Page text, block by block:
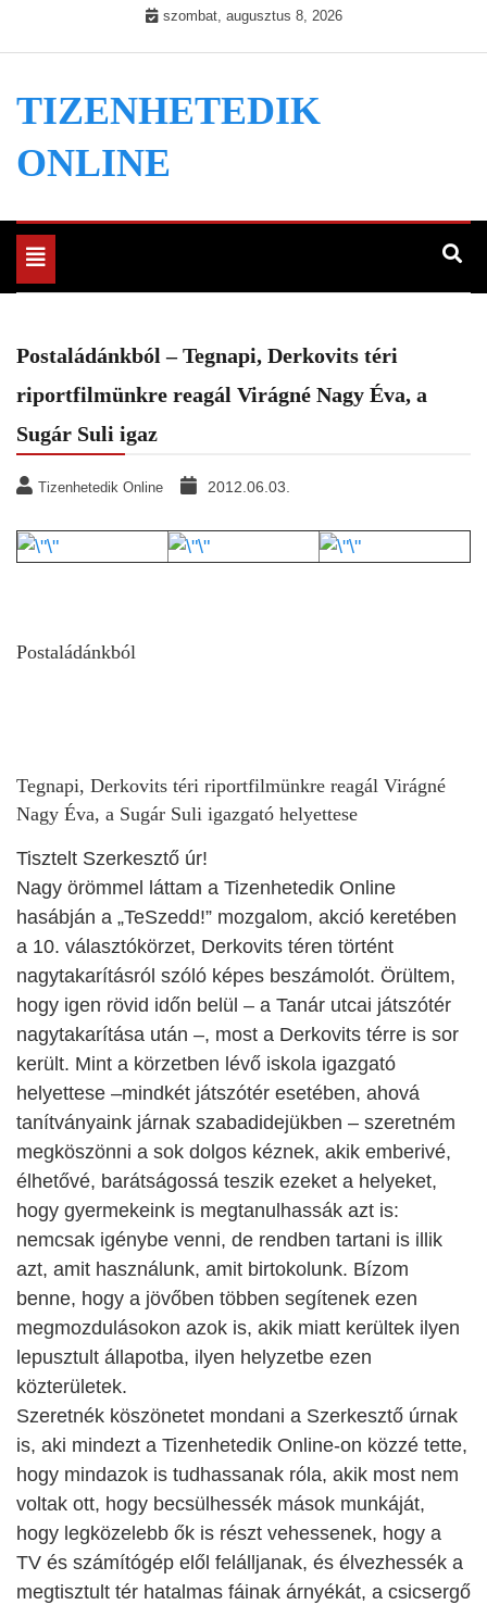
szombat, augusztus 8, 2026
TIZENHETEDIK
ONLINE
Toggle
navigation
Postaládánkból – Tegnapi, Derkovits téri
riportfilmünkre reagál Virágné Nagy Éva, a
Sugár Suli igaz
Tizenhetedik Online 2012.06.03.
Postaládánkból
Tegnapi, Derkovits téri riportfilmünkre reagál Virágné
Nagy Éva, a Sugár Suli igazgató helyettese
Tisztelt Szerkesztő úr!
Nagy örömmel láttam a Tizenhetedik Online
hasábján a „TeSzedd!” mozgalom, akció keretében
a 10. választókörzet, Derkovits téren történt
nagytakarításról szóló képes beszámolót. Örültem,
hogy igen rövid időn belül – a Tanár utcai játszótér
nagytakarítása után –, most a Derkovits térre is sor
került. Mint a körzetben lévő iskola igazgató
helyettese –mindkét játszótér esetében, ahová
tanítványaink járnak szabadidejükben – szeretném
megköszönni a sok dolgos kéznek, akik emberivé,
élhetővé, barátságossá teszik ezeket a helyeket,
hogy gyermekeink is megtanulhassák azt is:
nemcsak igénybe venni, de rendben tartani is illik
azt, amit használunk, amit birtokolunk. Bízom
benne, hogy a jövőben többen segítenek ezen
megmozdulásokon azok is, akik miatt kerültek ilyen
lepusztult állapotba, ilyen helyzetbe ezen
közterületek.
Szeretnék köszönetet mondani a Szerkesztő úrnak
is, aki mindezt a Tizenhetedik Online-on közzé tette,
hogy mindazok is tudhassanak róla, akik most nem
voltak ott, hogy becsülhessék mások munkáját,
hogy legközelebb ők is részt vehessenek, hogy a
TV és számítógép elől felálljanak, és élvezhessék a
megtisztult tér hatalmas fáinak árnyékát, a csicsergő